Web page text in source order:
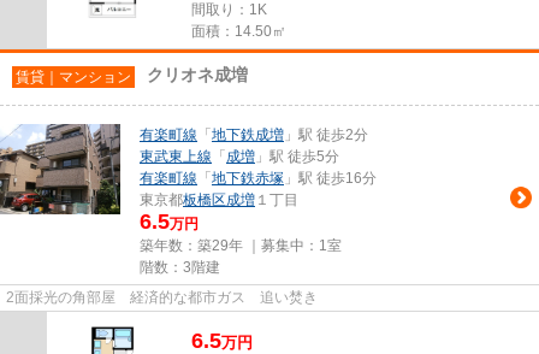
間取り：1K
面積：14.50㎡
賃貸｜マンション クリオネ成増
有楽町線 「 地下鉄成増 」駅 徒歩2分
東武東上線 「 成増 」駅 徒歩5分
有楽町線 「 地下鉄赤塚 」駅 徒歩16分
東京都板橋区成増 １丁目
6.5万円
築年数：築29年 ｜募集中： 1室
階数：3階建
2面採光の角部屋 経済的な都市ガス 追い焚き
6.5万円